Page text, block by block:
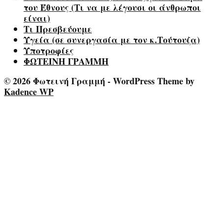
του Έθνους (Τι να με λέγουσι οι άνθρωποι
είναι)
Τι Πρεσβεύουμε
Υγεία (σε συνεργασία με τον κ.Τούτουζα)
Υποτροφίες
ΦΩΤΕΙΝΗ ΓΡΑΜΜΗ
© 2026 Φωτεινή Γραμμή - WordPress Theme by
Kadence WP